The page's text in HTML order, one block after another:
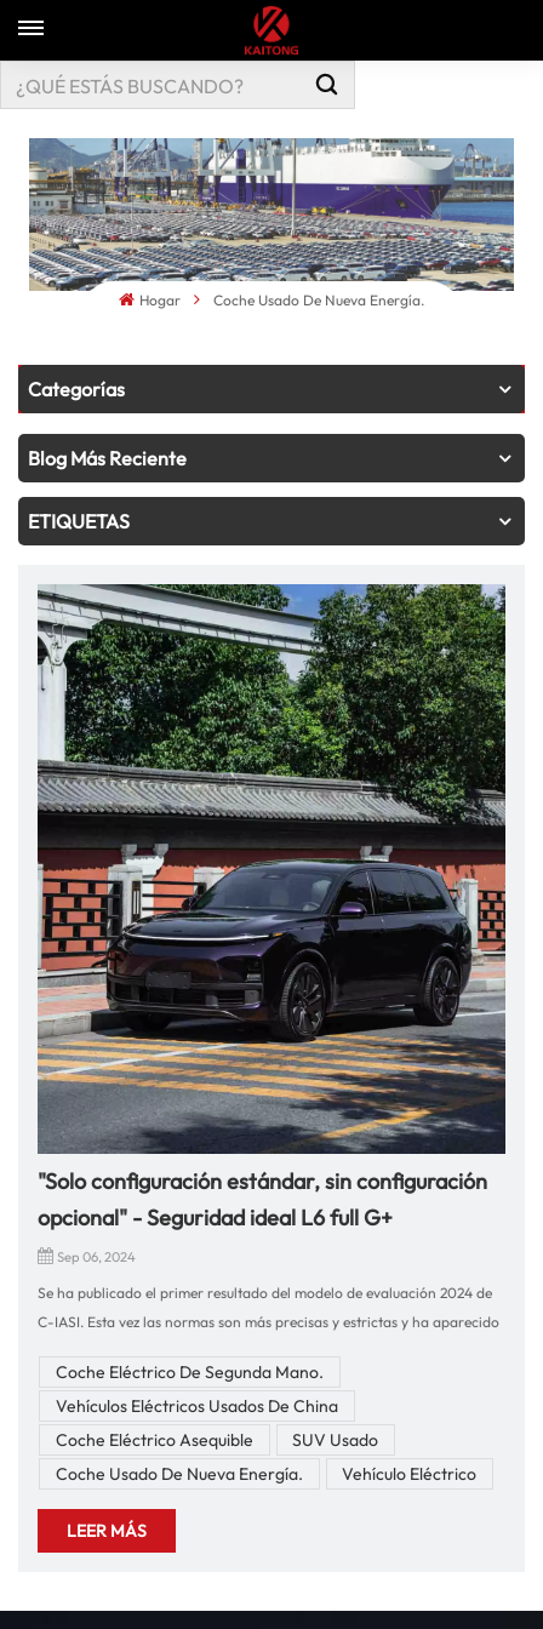
Hogar Coche Usado De Nueva Energía.
Categorías
Blog Más Reciente
ETIQUETAS
"Solo configuración estándar, sin configuración
opcional" - Seguridad ideal L6 full G+
Sep 06, 2024
Se ha publicado el primer resultado del modelo de evaluación 2024 de
C-IASI. Esta vez las normas son más precisas y estrictas y ha aparecido
estándares de seguridad del Ideal L6 están al mismo nivel que los de su
hermano mayor 789, e incluso los superan. Si bien el precio se ha
reducido, la configuración no se ha reducido. La llamada "la seguridad
es el mayor lujo" y "la seguridad es la configuración estándar"Antes de
acuerdo. También fue esta imagen la que me hizo tomar una decisión
después de la rueda de prensa. ¡Quedó profundamente grabado en mi
mejorado la carrocería de la fortaleza de seguridad, cumple con los tres
Coche Eléctrico De Segunda Mano.
Vehículos Eléctricos Usados De China
Coche Eléctrico Asequible
SUV Usado
Coche Usado De Nueva Energía.
Vehículo Eléctrico
LEER MÁS